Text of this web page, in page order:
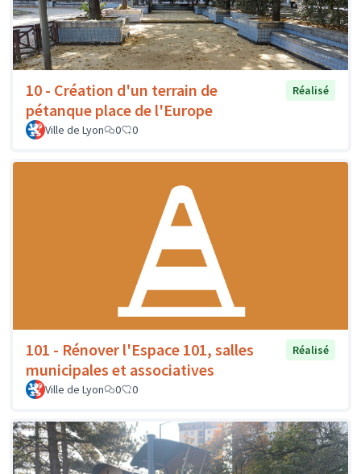
10 - Création d'un terrain de
pétanque place de l'Europe
Réalisé
Ville de Lyon 0 0
101 - Rénover l'Espace 101, salles
municipales et associatives
Réalisé
Ville de Lyon 0 0